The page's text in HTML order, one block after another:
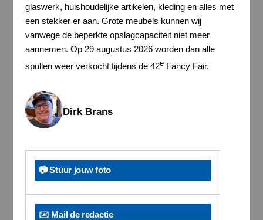
glaswerk, huishoudelijke artikelen, kleding en alles met
een stekker er aan. Grote meubels kunnen wij
vanwege de beperkte opslagcapaciteit niet meer
aannemen. Op 29 augustus 2026 worden dan alle
spullen weer verkocht tijdens de 42eFancy Fair.
Dirk Brans
📷 Stuur jouw foto
✉️ Mail de redactie